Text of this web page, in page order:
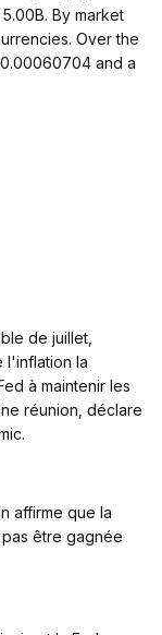
By market
Over the
and a
de juillet,
l'inflation la
à maintenir les
réunion, déclare
affirme que la
être gagnée